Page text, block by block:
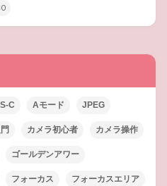
C Aモード JPEG
カメラ初心者 カメラ操作
ゴールデンアワー
フォーカス フォーカスエリア